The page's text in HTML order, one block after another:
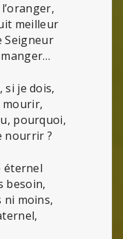
meilleur
Seigneur
manger…
si je dois,
mourir,
pourquoi,
nourrir ?
éternel
besoin,
ni moins,